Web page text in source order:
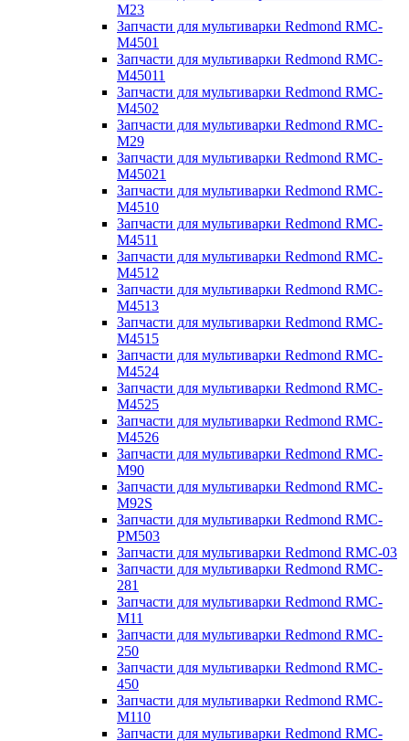
M23
Запчасти для мультиварки Redmond RMC-
M4501
Запчасти для мультиварки Redmond RMC-
M45011
Запчасти для мультиварки Redmond RMC-
M4502
Запчасти для мультиварки Redmond RMC-
M29
Запчасти для мультиварки Redmond RMC-
M45021
Запчасти для мультиварки Redmond RMC-
M4510
Запчасти для мультиварки Redmond RMC-
M4511
Запчасти для мультиварки Redmond RMC-
M4512
Запчасти для мультиварки Redmond RMC-
M4513
Запчасти для мультиварки Redmond RMC-
M4515
Запчасти для мультиварки Redmond RMC-
M4524
Запчасти для мультиварки Redmond RMC-
M4525
Запчасти для мультиварки Redmond RMC-
M4526
Запчасти для мультиварки Redmond RMC-
M90
Запчасти для мультиварки Redmond RMC-
M92S
Запчасти для мультиварки Redmond RMC-
PM503
Запчасти для мультиварки Redmond RMC-03
Запчасти для мультиварки Redmond RMC-
281
Запчасти для мультиварки Redmond RMC-
M11
Запчасти для мультиварки Redmond RMC-
250
Запчасти для мультиварки Redmond RMC-
450
Запчасти для мультиварки Redmond RMC-
M110
Запчасти для мультиварки Redmond RMC-